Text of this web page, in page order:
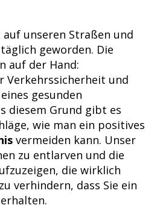
auf unseren Straßen und
geworden. Die
auf der Hand:
Verkehrssicherheit und
gesunden
diesem Grund gibt es
wie man ein positives
vermeiden kann. Unser
zu entlarven und die
die wirklich
verhindern, dass Sie ein